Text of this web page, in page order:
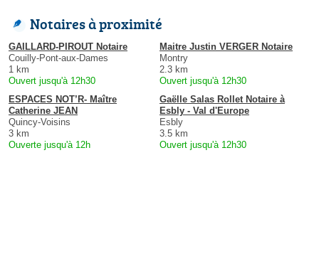
Notaires à proximité
GAILLARD-PIROUT Notaire
Couilly-Pont-aux-Dames
1 km
Ouvert jusqu'à 12h30
Maitre Justin VERGER Notaire
Montry
2.3 km
Ouvert jusqu'à 12h30
ESPACES NOT’R- Maître
Catherine JEAN
Quincy-Voisins
3 km
Ouverte jusqu'à 12h
Gaëlle Salas Rollet Notaire à
Esbly - Val d'Europe
Esbly
3.5 km
Ouvert jusqu'à 12h30